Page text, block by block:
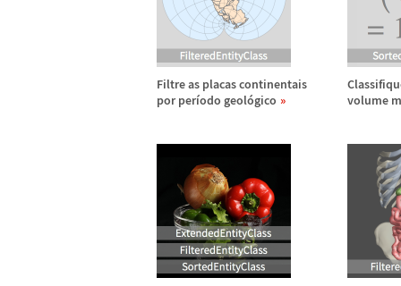
Filtre as placas continentais
por período geológico
volume